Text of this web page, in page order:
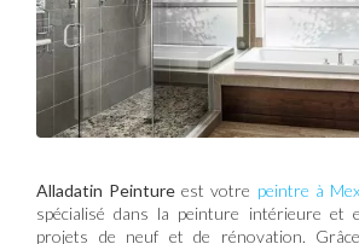
Alladatin Peinture est votre peintre à
spécialisé dans la peinture intérieure et
projets de neuf et de rénovation.